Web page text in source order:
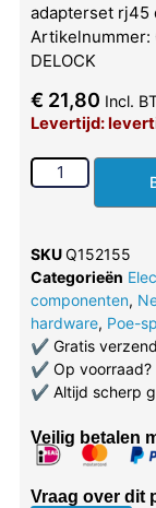
adapterset rj45
Artikelnummer:
DELOCK
€ 21,80 Incl.
Levertijd:
SKUQ152155
Categorieën
componenten,
hardware, Poe-
✔Gratis
✔Op voorraad?
✔Altijd scherp
Veilig betalen
Vraag over dit